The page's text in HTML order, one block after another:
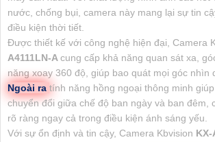
nước, chống bụi, camera này mang lại sự tin
điều kiện thời tiết.
Được thiết kế với công nghệ hiện đại, Camera
A4111LN-Acung cấp khả năng quan sát xa,
năng xoay 360 độ, giúp bao quát mọi góc nhìn
Ngoài ra tính năng hồng ngoại thông minh
chuyển đổi giữa chế độ ban ngày và ban đêm,
rõ ràng ngay cả trong điều kiện ánh sáng yếu.
Với sự ổn định và tin cậy, Camera Kbvision KX-